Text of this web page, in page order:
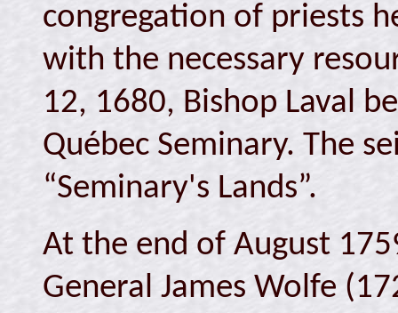
congregation of priests
with the necessary
12, 1680, Bishop Laval
Québec Seminary. The
“Seminary's Lands”.
At the end of August
General James Wolfe